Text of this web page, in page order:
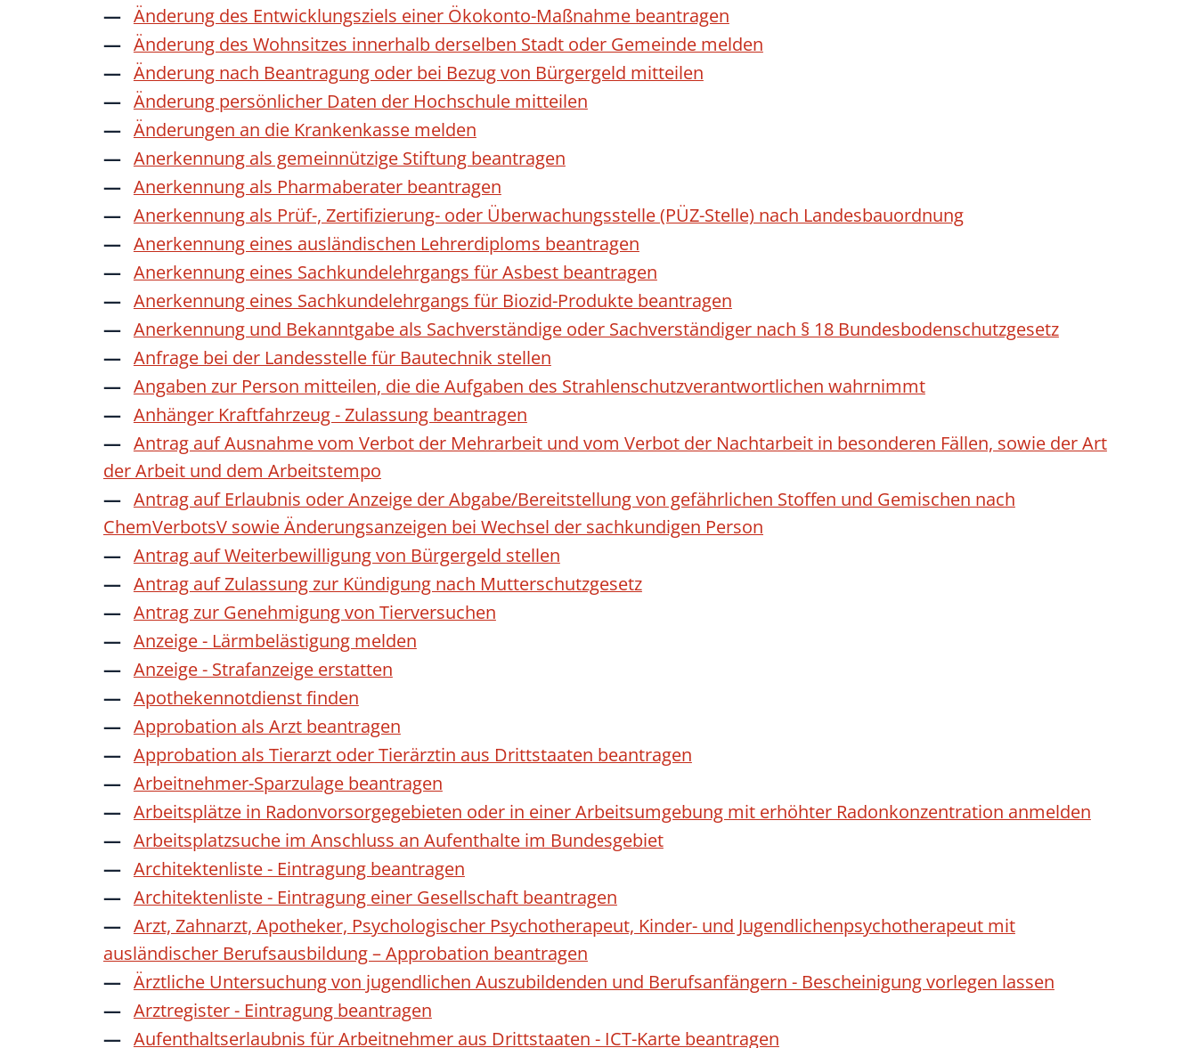
Änderung des Entwicklungsziels einer Ökokonto-Maßnahme beantragen
Änderung des Wohnsitzes innerhalb derselben Stadt oder Gemeinde melden
Änderung nach Beantragung oder bei Bezug von Bürgergeld mitteilen
Änderung persönlicher Daten der Hochschule mitteilen
Änderungen an die Krankenkasse melden
Anerkennung als gemeinnützige Stiftung beantragen
Anerkennung als Pharmaberater beantragen
Anerkennung als Prüf-, Zertifizierung- oder Überwachungsstelle (PÜZ-Stelle) nach Landesbauordnung
Anerkennung eines ausländischen Lehrerdiploms beantragen
Anerkennung eines Sachkundelehrgangs für Asbest beantragen
Anerkennung eines Sachkundelehrgangs für Biozid-Produkte beantragen
Anerkennung und Bekanntgabe als Sachverständige oder Sachverständiger nach § 18 Bundesbodenschutzgesetz
Anfrage bei der Landesstelle für Bautechnik stellen
Angaben zur Person mitteilen, die die Aufgaben des Strahlenschutzverantwortlichen wahrnimmt
Anhänger Kraftfahrzeug - Zulassung beantragen
Antrag auf Ausnahme vom Verbot der Mehrarbeit und vom Verbot der Nachtarbeit in besonderen Fällen, sowie der Art
der Arbeit und dem Arbeitstempo
Antrag auf Erlaubnis oder Anzeige der Abgabe/Bereitstellung von gefährlichen Stoffen und Gemischen nach
ChemVerbotsV sowie Änderungsanzeigen bei Wechsel der sachkundigen Person
Antrag auf Weiterbewilligung von Bürgergeld stellen
Antrag auf Zulassung zur Kündigung nach Mutterschutzgesetz
Antrag zur Genehmigung von Tierversuchen
Anzeige - Lärmbelästigung melden
Anzeige - Strafanzeige erstatten
Apothekennotdienst finden
Approbation als Arzt beantragen
Approbation als Tierarzt oder Tierärztin aus Drittstaaten beantragen
Arbeitnehmer-Sparzulage beantragen
Arbeitsplätze in Radonvorsorgegebieten oder in einer Arbeitsumgebung mit erhöhter Radonkonzentration anmelden
Arbeitsplatzsuche im Anschluss an Aufenthalte im Bundesgebiet
Architektenliste - Eintragung beantragen
Architektenliste - Eintragung einer Gesellschaft beantragen
Arzt, Zahnarzt, Apotheker, Psychologischer Psychotherapeut, Kinder- und Jugendlichenpsychotherapeut mit
ausländischer Berufsausbildung – Approbation beantragen
Ärztliche Untersuchung von jugendlichen Auszubildenden und Berufsanfängern - Bescheinigung vorlegen lassen
Arztregister - Eintragung beantragen
Aufenthaltserlaubnis für Arbeitnehmer aus Drittstaaten - ICT-Karte beantragen